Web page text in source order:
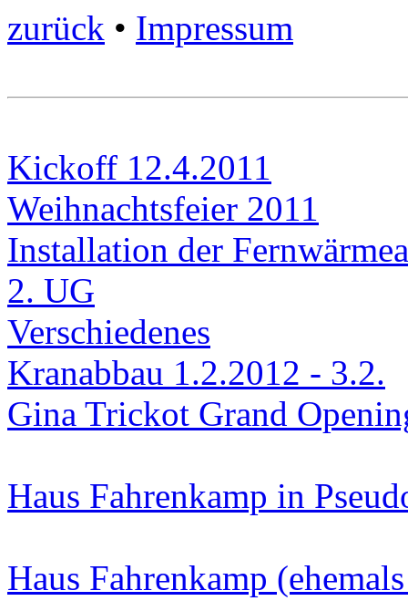
zurück • Impressum
Kickoff 12.4.2011
Weihnachtsfeier 2011
Installation der
2. UG
Verschiedenes
Kranabbau 1.2.2012 - 3.2.
Gina Trickot Grand
Haus Fahrenkamp in
Haus Fahrenkamp